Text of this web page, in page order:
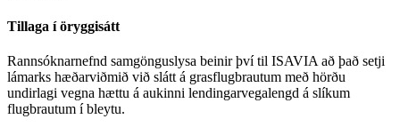
Tillaga í öryggisátt
Rannsóknarnefnd samgönguslysa beinir því til ISAVIA að það setji
lámarks hæðarviðmið við slátt á grasflugbrautum með hörðu
undirlagi vegna hættu á aukinni lendingarvegalengd á slíkum
flugbrautum í bleytu.